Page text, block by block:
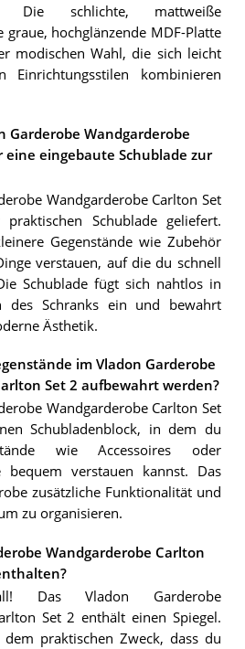
Die schlichte, mattweiße
graue, hochglänzende MDF-Platte
modischen Wahl, die sich leicht
Einrichtungsstilen kombinieren
Garderobe Wandgarderobe
eine eingebaute Schublade zur
Wandgarderobe Carlton Set
Schublade geliefert.
Gegenstände wie Zubehör
verstauen, auf die du schnell
Schublade fügt sich nahtlos in
des Schranks ein und bewahrt
Ästhetik.
im Vladon Garderobe
Set 2 aufbewahrt werden?
Wandgarderobe Carlton Set
Schubladenblock, in dem du
wie Accessoires oder
bequem verstauen kannst. Das
zusätzliche Funktionalität und
zu organisieren.
Wandgarderobe Carlton
Das Vladon Garderobe
Set 2 enthält einen Spiegel.
praktischen Zweck, dass du